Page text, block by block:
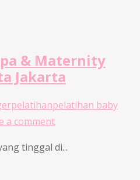
& Maternity
Jakarta
pelatihanpelatihan baby
a comment
tinggal di...